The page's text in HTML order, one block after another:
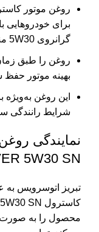
گرانروی 5W30 مناسب است.
روغن را طبق
بهینه موتور حفظ
این روغن به‌ویژه
شرایط رانندگی
نمایندگی
5W30 SN
تبریز اتوسرویس به
محصول را به صورت